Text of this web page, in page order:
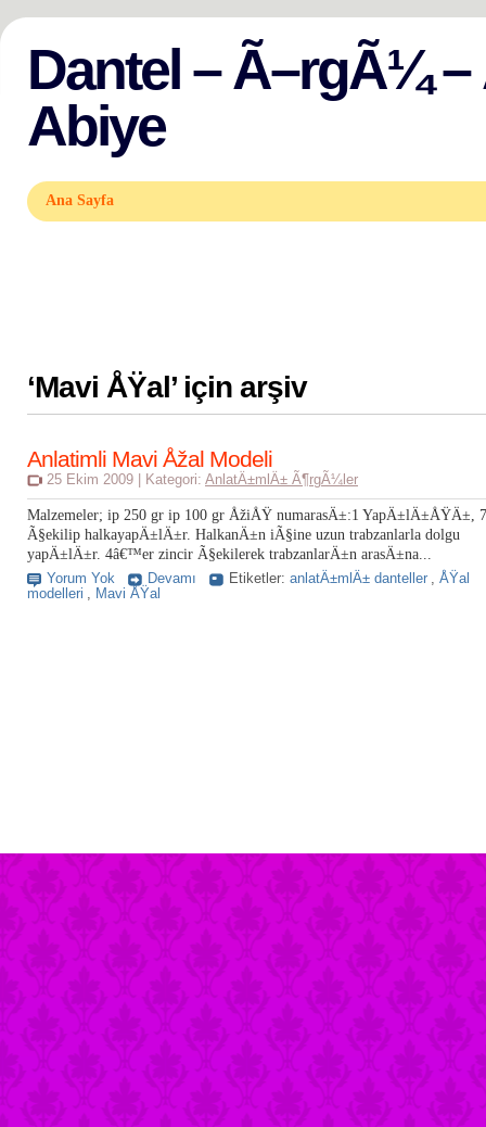
Dantel – Ã–rgÃ¼ –
Abiye
Ana Sayfa
‘Mavi ÅŸal’ için arşiv
Anlatimli Mavi Åžal Modeli
25 Ekim 2009 | Kategori: AnlatÄ±mlÄ± Ã¶rgÃ¼ler
Malzemeler; ip 250 gr ip 100 gr ÅžiÅŸ numarasÄ±:1 YapÄ±lÄ±ÅŸÄ±,
Ã§ekilip halkayapÄ±lÄ±r. HalkanÄ±n iÃ§ine uzun trabzanlarla dolgu
yapÄ±lÄ±r. 4â€™er zincir Ã§ekilerek trabzanlarÄ±n arasÄ±na...
Yorum Yok Devamı Etiketler: anlatÄ±mlÄ± danteller , ÅŸal
modelleri , Mavi ÅŸal